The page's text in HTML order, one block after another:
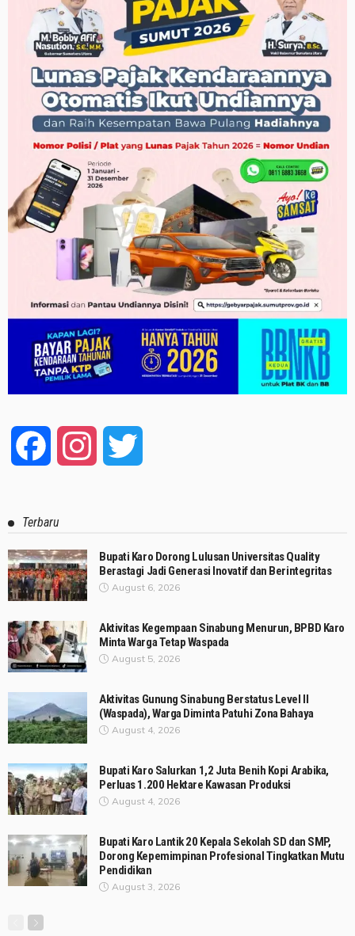
Facebook Instagram
Terbaru
Bupati Karo Dorong Lulusan Universitas Quality
Berastagi Jadi Generasi Inovatif dan Berintegritas
August 6, 2026
Aktivitas Kegempaan Sinabung Menurun, BPBD Karo
Minta Warga Tetap Waspada
August 5, 2026
Aktivitas Gunung Sinabung Berstatus Level II
(Waspada), Warga Diminta Patuhi Zona Bahaya
August 4, 2026
Bupati Karo Salurkan 1,2 Juta Benih Kopi Arabika,
Perluas 1.200 Hektare Kawasan Produksi
August 4, 2026
Bupati Karo Lantik 20 Kepala Sekolah SD dan SMP,
Dorong Kepemimpinan Profesional Tingkatkan Mutu
Pendidikan
August 3, 2026